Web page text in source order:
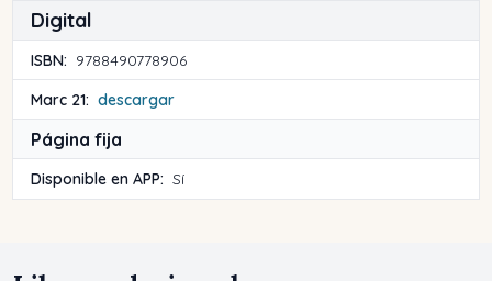
Digital
ISBN: 9788490778906
Marc 21: descargar
Página fija
Disponible en APP: Sí